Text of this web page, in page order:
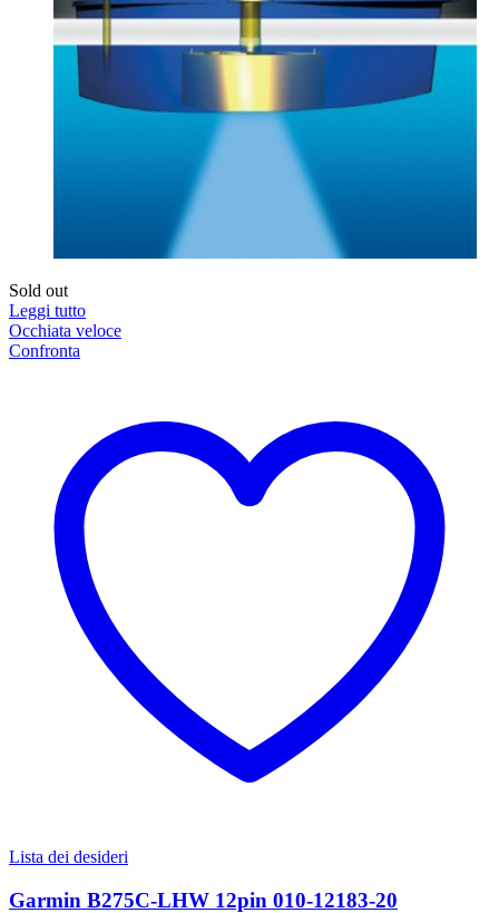
Sold out
Leggi tutto
Occhiata veloce
Confronta
Lista dei desideri
Garmin B275C-LHW 12pin 010-12183-20